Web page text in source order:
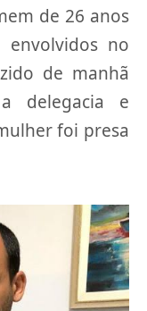
de 26 anos
no
de manhã
delegacia e
foi presa